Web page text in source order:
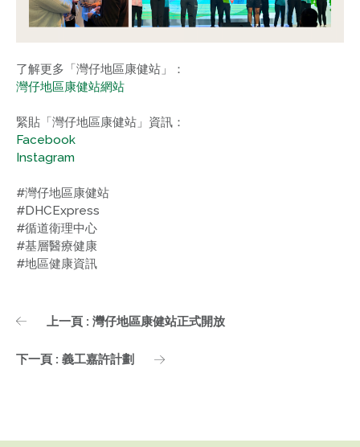
了解更多「灣仔地區康健站」：
灣仔地區康健站網站
緊貼「灣仔地區康健站」資訊：
Facebook
Instagram
#灣仔地區康健站
#DHCExpress
#循道衛理中心
#基層醫療健康
#地區健康資訊
上一頁 : 灣仔地區康健站正式開放
下一頁 : 義工嘉許計劃